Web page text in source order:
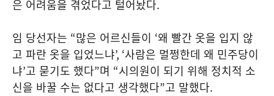
은 어려움을 겪었다고 털어놨다.
임 당선자는 “많은 어르신들이 ‘왜 빨간 옷을 입지 않
고 파란 옷을 입었느냐’, ‘사람은 멀쩡한데 왜 민주당이
냐’고 묻기도 했다”며 “시의원이 되기 위해 정치적 소
신을 바꿀 수는 없다고 생각했다”고 말했다.